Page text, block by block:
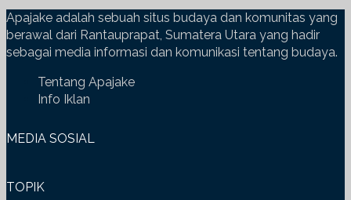
Apajake adalah sebuah situs budaya dan komunitas yang
berawal dari Rantauprapat, Sumatera Utara yang hadir
sebagai media informasi dan komunikasi tentang budaya.
Tentang Apajake
Info Iklan
MEDIA SOSIAL
TOPIK